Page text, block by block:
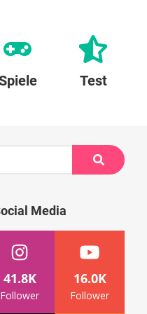
Test
Suche
Media
41.8K
Follower
16.0K
Follower